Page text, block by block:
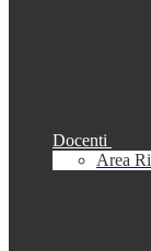
Docenti
Area